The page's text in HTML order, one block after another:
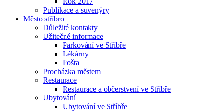
Publikace a suvenýry
Město stříbro
Důležité kontakty
Užitečné informace
Parkování ve Stříbře
Lékárny
Pošta
Procházka městem
Restaurace
Restaurace a občerstvení ve Stříbře
Ubytování
Ubytování ve Stříbře